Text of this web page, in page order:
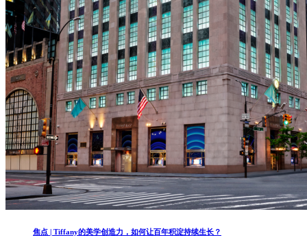
焦点 | Tiffany的美学创造力，如何让百年积淀持续生长？